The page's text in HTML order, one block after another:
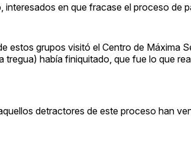
en que fracase el proceso de
estos grupos visitó el Centro de Máxima
había finiquitado, que fue lo que
detractores de este proceso han